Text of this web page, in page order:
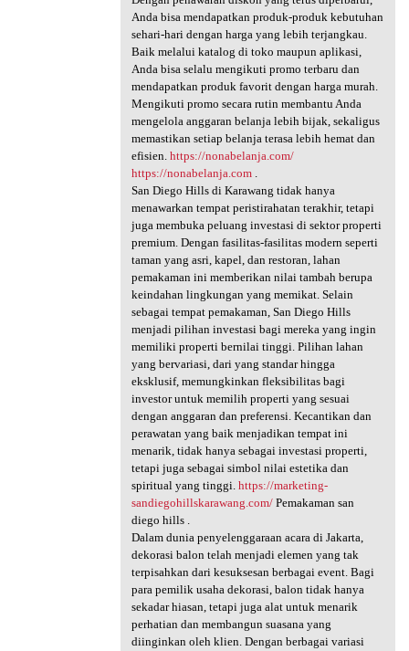
Anda bisa mendapatkan produk-produk kebutuhan
sehari-hari dengan harga yang lebih terjangkau.
Baik melalui katalog di toko maupun aplikasi,
Anda bisa selalu mengikuti promo terbaru dan
mendapatkan produk favorit dengan harga murah.
Mengikuti promo secara rutin membantu Anda
mengelola anggaran belanja lebih bijak, sekaligus
memastikan setiap belanja terasa lebih hemat dan
efisien. https://nonabelanja.com/
https://nonabelanja.com.
San Diego Hills di Karawang tidak hanya
menawarkan tempat peristirahatan terakhir, tetapi
juga membuka peluang investasi di sektor properti
premium. Dengan fasilitas-fasilitas modern seperti
taman yang asri, kapel, dan restoran, lahan
pemakaman ini memberikan nilai tambah berupa
keindahan lingkungan yang memikat. Selain
sebagai tempat pemakaman, San Diego Hills
menjadi pilihan investasi bagi mereka yang ingin
memiliki properti bernilai tinggi. Pilihan lahan
yang bervariasi, dari yang standar hingga
eksklusif, memungkinkan fleksibilitas bagi
investor untuk memilih properti yang sesuai
dengan anggaran dan preferensi. Kecantikan dan
perawatan yang baik menjadikan tempat ini
menarik, tidak hanya sebagai investasi properti,
tetapi juga sebagai simbol nilai estetika dan
spiritual yang tinggi. https://marketing-
sandiegohillskarawang.com/Pemakaman san
diego hills .
Dalam dunia penyelenggaraan acara di Jakarta,
dekorasi balon telah menjadi elemen yang tak
terpisahkan dari kesuksesan berbagai event. Bagi
para pemilik usaha dekorasi, balon tidak hanya
sekadar hiasan, tetapi juga alat untuk menarik
perhatian dan membangun suasana yang
diinginkan oleh klien. Dengan berbagai variasi